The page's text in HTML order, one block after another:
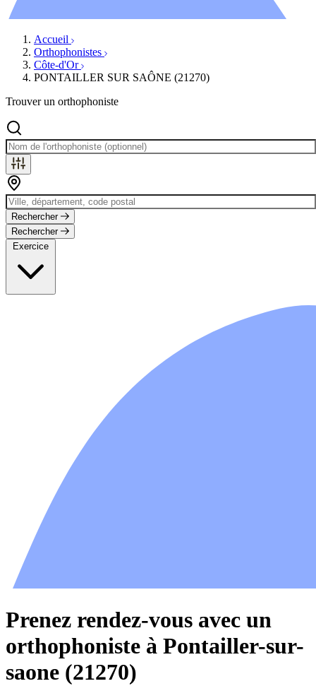
Accueil
Orthophonistes
Côte-d'Or
PONTAILLER SUR SAÔNE (21270)
Trouver un orthophoniste
Rechercher
Rechercher
Exercice
Prenez rendez-vous avec un
orthophoniste à Pontailler-sur-
saone (21270)